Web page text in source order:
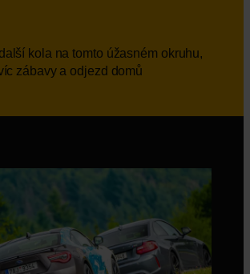
kola na tomto úžasném okruhu,
zábavy a odjezd domů